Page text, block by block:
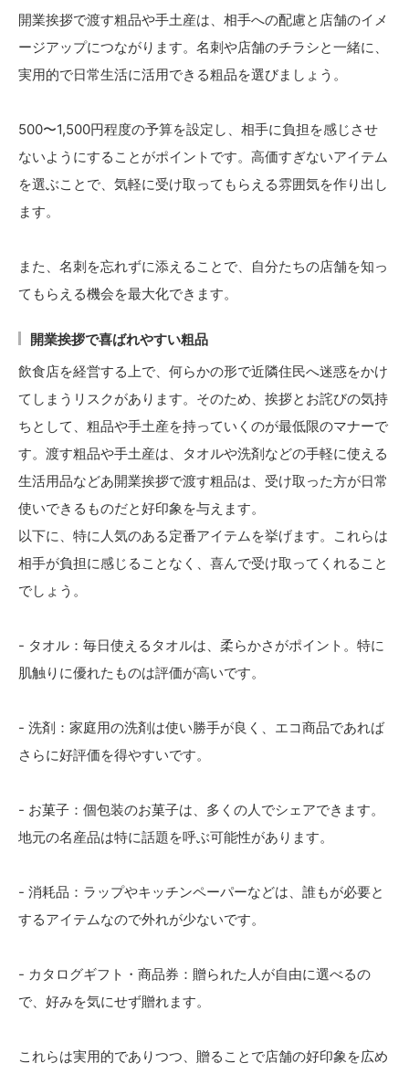
開業挨拶で渡す粗品や手土産は、相手への配慮と店舗のイメ
ージアップにつながります。名刺や店舗のチラシと一緒に、
実用的で日常生活に活用できる粗品を選びましょう。
500〜1,500円程度の予算を設定し、相手に負担を感じさせ
ないようにすることがポイントです。高価すぎないアイテム
を選ぶことで、気軽に受け取ってもらえる雰囲気を作り出し
ます。
また、名刺を忘れずに添えることで、自分たちの店舗を知っ
てもらえる機会を最大化できます。
開業挨拶で喜ばれやすい粗品
飲食店を経営する上で、何らかの形で近隣住民へ迷惑をかけ
てしまうリスクがあります。そのため、挨拶とお詫びの気持
ちとして、粗品や手土産を持っていくのが最低限のマナーで
す。渡す粗品や手土産は、タオルや洗剤などの手軽に使える
生活用品などあ開業挨拶で渡す粗品は、受け取った方が日常
使いできるものだと好印象を与えます。
以下に、特に人気のある定番アイテムを挙げます。これらは
相手が負担に感じることなく、喜んで受け取ってくれること
でしょう。
- タオル：毎日使えるタオルは、柔らかさがポイント。特に
肌触りに優れたものは評価が高いです。
- 洗剤：家庭用の洗剤は使い勝手が良く、エコ商品であれば
さらに好評価を得やすいです。
- お菓子：個包装のお菓子は、多くの人でシェアできます。
地元の名産品は特に話題を呼ぶ可能性があります。
- 消耗品：ラップやキッチンペーパーなどは、誰もが必要と
するアイテムなので外れが少ないです。
- カタログギフト・商品券：贈られた人が自由に選べるの
で、好みを気にせず贈れます。
これらは実用的でありつつ、贈ることで店舗の好印象を広め